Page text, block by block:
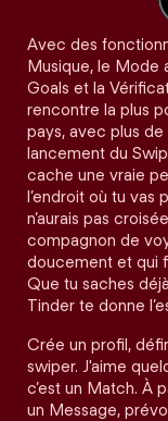
Avec des
Musique, le Mode
Goals et la
rencontre la plus
pays, avec plus
lancement du
cache une vraie
l’endroit où tu vas
n’aurais pas
compagnon de
doucement et qui
Que tu saches
Tinder te donne
Crée un profil,
swiper. J'aime
c’est un Match. À
un Message,